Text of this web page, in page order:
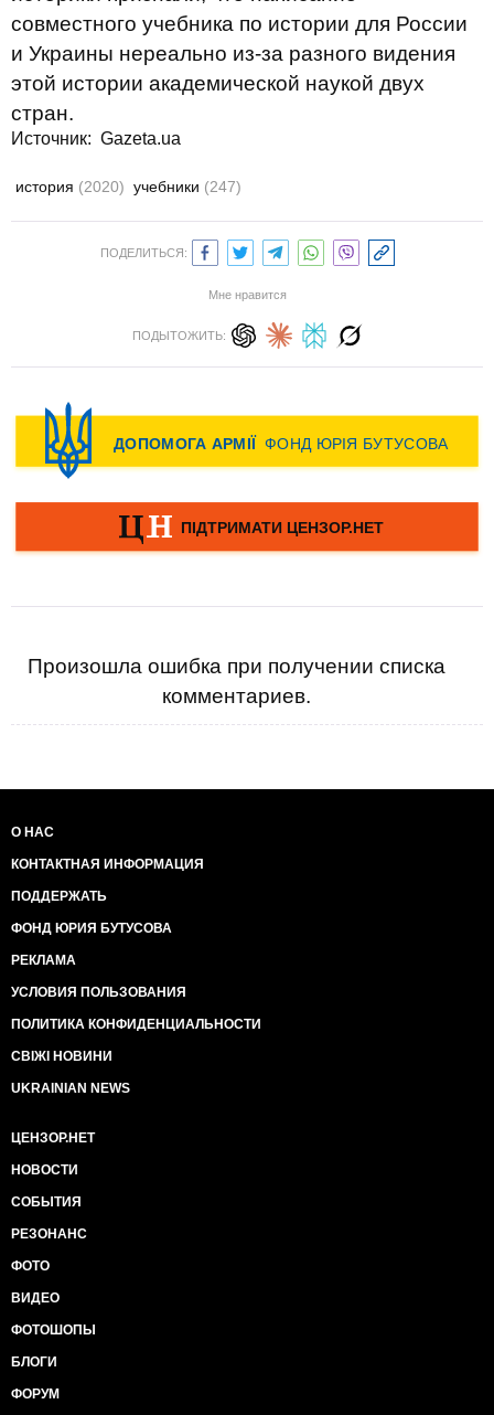
совместного учебника по истории для России
и Украины нереально из-за разного видения
этой истории академической наукой двух
стран.
Источник: Gazeta.ua
история (2020) учебники (247)
ПОДЕЛИТЬСЯ:
Мне нравится
ПОДЫТОЖИТЬ:
Произошла ошибка при получении списка
комментариев.
О НАС
КОНТАКТНАЯ ИНФОРМАЦИЯ
ПОДДЕРЖАТЬ
ФОНД ЮРИЯ БУТУСОВА
РЕКЛАМА
УСЛОВИЯ ПОЛЬЗОВАНИЯ
ПОЛИТИКА КОНФИДЕНЦИАЛЬНОСТИ
СВІЖІ НОВИНИ
UKRAINIAN NEWS
ЦЕНЗОР.НЕТ
НОВОСТИ
СОБЫТИЯ
РЕЗОНАНС
ФОТО
ВИДЕО
ФОТОШОПЫ
БЛОГИ
ФОРУМ